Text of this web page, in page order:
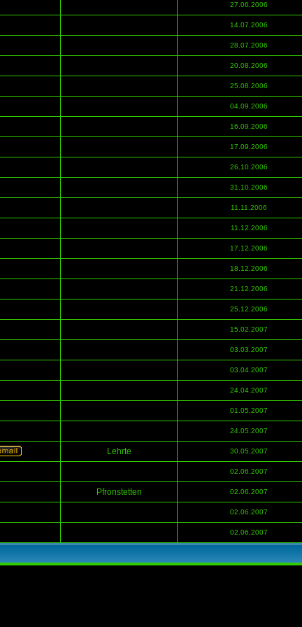
27.06.2006
14.07.2006
28.07.2006
20.08.2006
25.08.2006
04.09.2006
16.09.2006
17.09.2006
26.10.2006
31.10.2006
11.11.2006
11.12.2006
17.12.2006
18.12.2006
21.12.2006
25.12.2006
15.02.2007
03.03.2007
03.04.2007
24.04.2007
01.05.2007
24.05.2007
Lehrte 30.05.2007
02.06.2007
Pfronstetten 02.06.2007
02.06.2007
02.06.2007